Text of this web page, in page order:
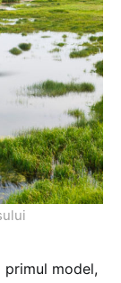
primul model,